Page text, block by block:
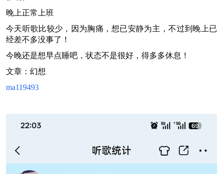
晚上正常上班
今天听歌比较少，因为胸痛，想已安静为主，不过到晚上已
经差不多没事了！
今晚还是想早点睡吧，状态不是很好，得多多休息！
文章：幻想
ma119493